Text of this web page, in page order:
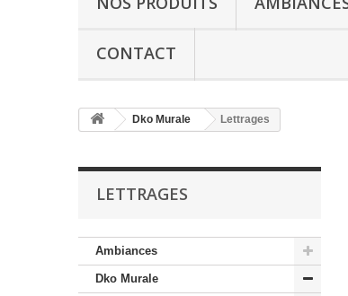
CONTACT
Dko Murale Lettrages
LETTRAGES
Ambiances
Dko Murale